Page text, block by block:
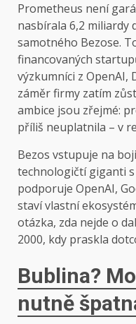
Prometheus není
nasbírala 6,2 miliardy
samotného Bezose.
financovaných
výzkumníci z OpenAI,
záměr firmy zatím
ambice jsou zřejmé:
příliš neuplatnila – v
Bezos vstupuje na
technologičtí giganti
podporuje OpenAI,
staví vlastní
otázka, zda nejde o
2000, kdy praskla
Bublina?
nutně